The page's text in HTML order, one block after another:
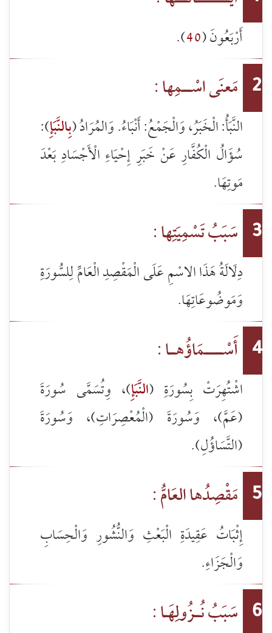
أَرْبَعُونَ (40
).
2 مَعنَى اسْـــمِها :
النَّبَأُ: الْخَبَرُ، وَالْجَمْعُ: أَنْبَاءُ. وَالمُرَادُ (بِالنَّبَإِ):
سُؤَالُ الْكُفَّارِ عَنْ خَبَرِ إِحْيَاءِ الْأَجْسَادِ بَعْدَ
مَوتِهَا.
3 سَبَبُ تَسْمِيَتِها :
دِلَالَةُ هَذَا الاسْمِ عَلَى الْمَقْصِدِ الْعَامِّ لِلسُّورَةِ
وَمَوضُوعَاتِهَا.
4 أَسْــــــمَاؤُهــا :
اشْتُهِرَتْ بِسُورَةِ (النَّبَإِ)، وِتُسَمَّى سُورَةَ
(عَمَّ)، وَسُورَةَ (الْمُعْصِرَاتِ)، وَسُورَةَ
(التَّسَاؤُلِ).
5 مَقْصِدُها العَامُّ :
إِثْبَاتُ عَقِيدَةِ الْبَعْثِ وَالنُّشُورِ وَالْحِسَابِ
وَالْجَزَاءِ.
6 سَبَبُ نُــزُولِهَـا :